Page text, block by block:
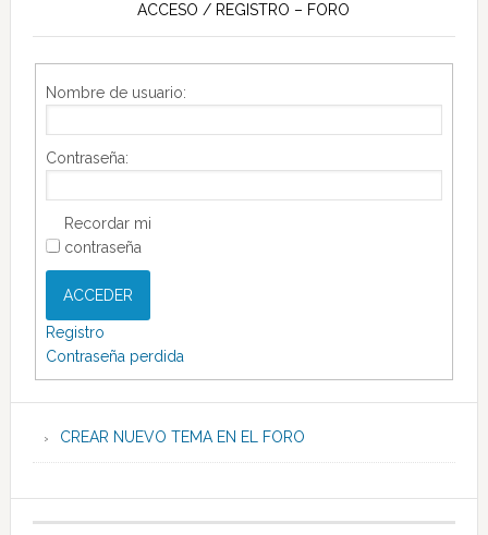
ACCESO / REGISTRO – FORO
Nombre de usuario:
Contraseña:
Recordar mi
contraseña
ACCEDER
Registro
Contraseña perdida
CREAR NUEVO TEMA EN EL FORO